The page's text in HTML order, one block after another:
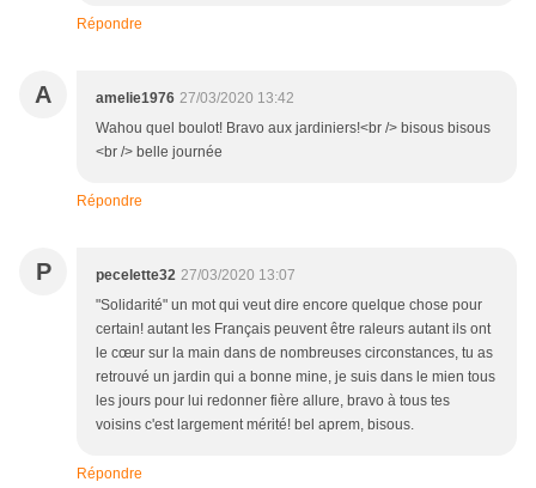
Répondre
A amelie1976 27/03/2020 13:42
Wahou quel boulot! Bravo aux jardiniers!<br /> bisous bisous
<br /> belle journée
Répondre
P pecelette32 27/03/2020 13:07
"Solidarité" un mot qui veut dire encore quelque chose pour
certain! autant les Français peuvent être raleurs autant ils ont
le cœur sur la main dans de nombreuses circonstances, tu as
retrouvé un jardin qui a bonne mine, je suis dans le mien tous
les jours pour lui redonner fière allure, bravo à tous tes
voisins c'est largement mérité! bel aprem, bisous.
Répondre